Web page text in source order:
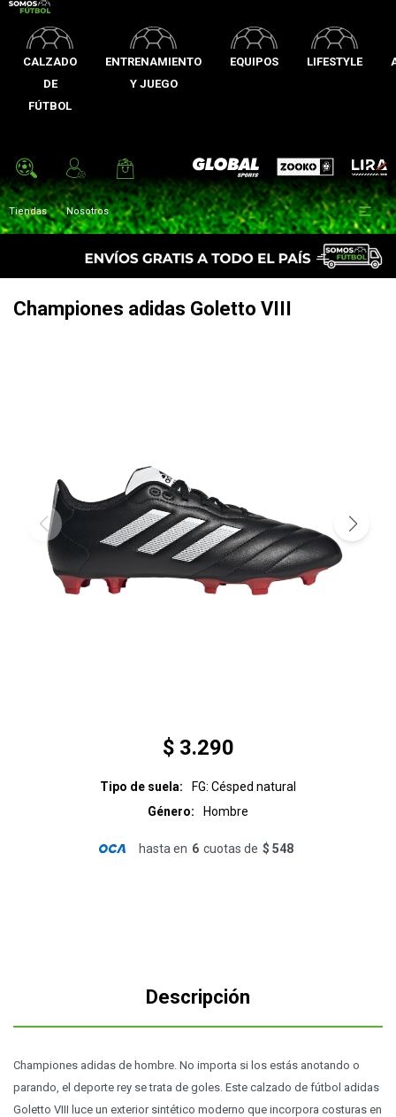
CALZADO
DE
FÚTBOL
ENTRENAMIENTO
Y JUEGO
EQUIPOS LIFESTYLE
Global Sports Zooko Lira
Tiendas Nosotros 
Championes adidas Goletto VIII
$ 3.290
Tipo de suela
FG: Césped natural
Género
Hombre
hasta en 6 cuotas de $ 548
Descripción
Championes adidas de hombre. No importa si los estás anotando o
parando, el deporte rey se trata de goles. Este calzado de fútbol adidas
Goletto VIII luce un exterior sintético moderno que incorpora costuras en